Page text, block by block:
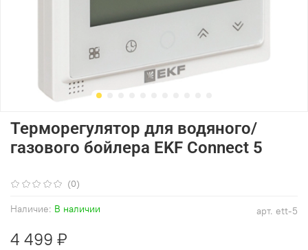
(0)
арт. ett-5
Наличие: В наличии
Терморегулятор для водяного/
газового бойлера EKF Connect 5
4 499 ₽